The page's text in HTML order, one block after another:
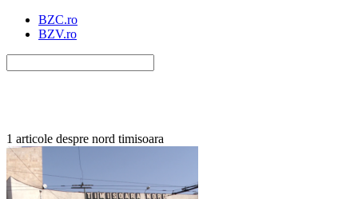
BZC.ro
BZV.ro
1 articole despre nord timisoara